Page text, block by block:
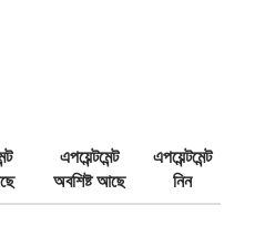
এপয়েন্টমেন্ট
অবশিষ্ট আছে
এপয়েন্টমেন্ট
নিন